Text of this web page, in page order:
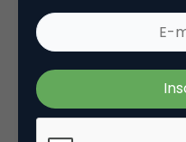
17 april 2009 om
Jeroen